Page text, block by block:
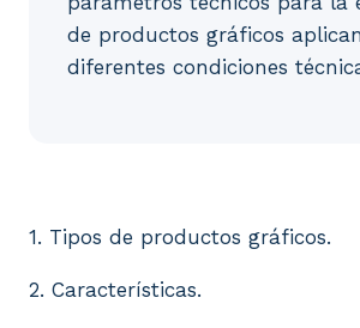
de productos gráficos
diferentes condiciones
1. Tipos de productos gráficos.
2. Características.